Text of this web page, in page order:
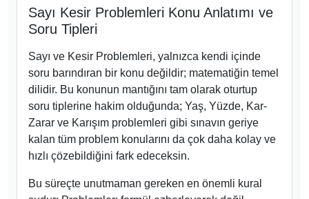
Sayı Kesir Problemleri Konu Anlatımı ve
Soru Tipleri
Sayı ve Kesir Problemleri, yalnızca kendi içinde
soru barındıran bir konu değildir; matematiğin temel
dilidir. Bu konunun mantığını tam olarak oturtup
soru tiplerine hakim olduğunda; Yaş, Yüzde, Kar-
Zarar ve Karışım problemleri gibi sınavın geriye
kalan tüm problem konularını da çok daha kolay ve
hızlı çözebildiğini fark edeceksin.
Bu süreçte unutmaman gereken en önemli kural